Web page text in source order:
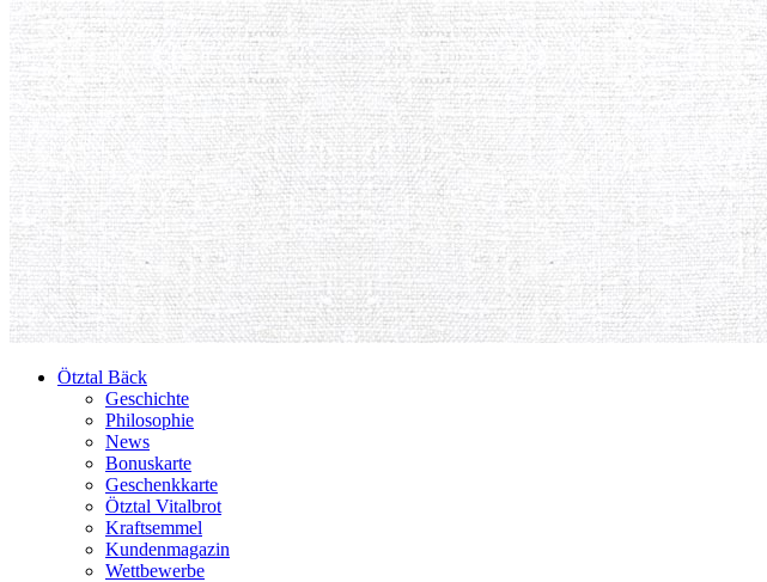
Ötztal Bäck
Geschichte
Philosophie
News
Bonuskarte
Geschenkkarte
Ötztal Vitalbrot
Kraftsemmel
Kundenmagazin
Wettbewerbe